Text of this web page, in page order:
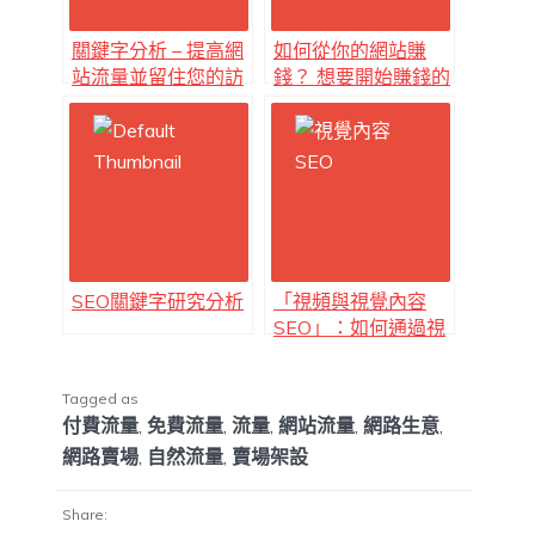
關鍵字分析 – 提高網
站流量並留住您的訪
客
如何從你的網站賺
錢？ 想要開始賺錢的
網站需要滿足幾個基
本條件如下
SEO關鍵字研究分析
「視頻與視覺內容
SEO」：如何通過視
Tagged as
付費流量 免費流量 流量 網站流量 網路生意
網路賣場 自然流量 賣場架設
Share: